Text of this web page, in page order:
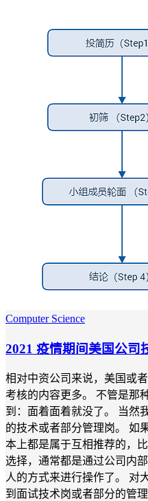
Computer Science
2021 疫情期间美国公司
相对中资公司来说，美国或
考核的内容更多。 不管是那
到：面着面着就没了。 当然
的技术或者部分管理岗。 如
本上都是属于互相推荐的，
选择，通常都是通过公司内
人的方式来进行操作了。 对
到面试技术岗或者部分的管